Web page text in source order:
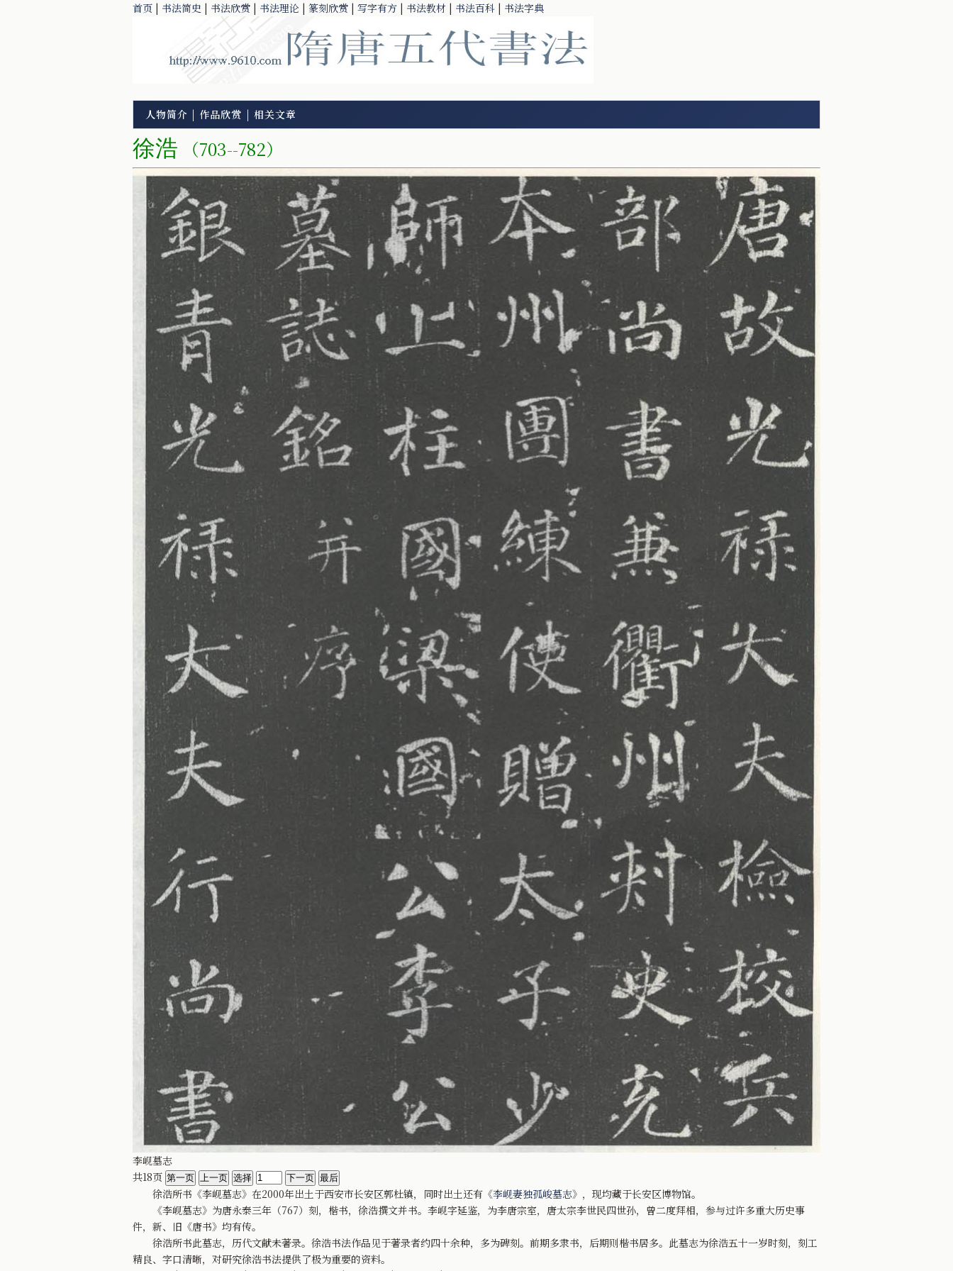
首页 | 书法简史 | 书法欣赏 | 书法理论 | 篆刻欣赏 | 写字有方 | 书法教材 | 书法百科 | 书法字典
人物简介 | 作品欣赏 | 相关文章
徐浩 （703--782）
李岘墓志
共18页
徐浩所书《李岘墓志》在2000年出土于西安市长安区郭杜镇，同时出土还有《李岘妻独孤峻墓志》，现均藏于长安区博物馆。
《李岘墓志》为唐永泰三年（767）刻，楷书，徐浩撰文并书。李岘字延鉴，为李唐宗室，唐太宗李世民四世孙，曾二度拜相，参与过许多重大历史事
件，新、旧《唐书》均有传。
徐浩所书此墓志，历代文献未著录。徐浩书法作品见于著录者约四十余种，多为碑刻。前期多隶书，后期则楷书居多。此墓志为徐浩五十一岁时刻，刻工
精良、字口清晰，对研究徐浩书法提供了极为重要的资料。